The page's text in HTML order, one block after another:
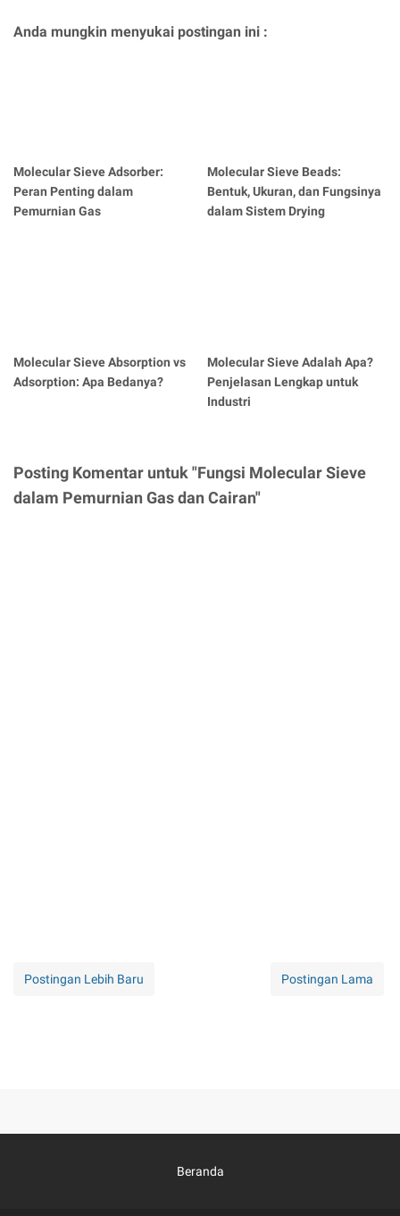
Anda mungkin menyukai postingan ini :
Molecular Sieve Adsorber:
Peran Penting dalam
Pemurnian Gas
Molecular Sieve Beads:
Bentuk, Ukuran, dan Fungsinya
dalam Sistem Drying
Molecular Sieve Absorption vs
Adsorption: Apa Bedanya?
Molecular Sieve Adalah Apa?
Penjelasan Lengkap untuk
Industri
Posting Komentar untuk "Fungsi Molecular Sieve
dalam Pemurnian Gas dan Cairan"
Postingan Lebih Baru Postingan Lama
Beranda